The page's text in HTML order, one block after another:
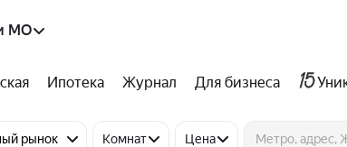
МО
Ипотека Журнал Для бизнеса
рынок Комнат Цена